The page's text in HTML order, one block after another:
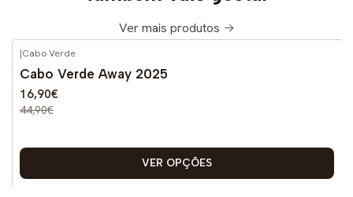
Ver mais produtos
-62% DESCONTO
|Cabo Verde
Cabo Verde Away 2025
16,90€
44,90€
VER OPÇÕES